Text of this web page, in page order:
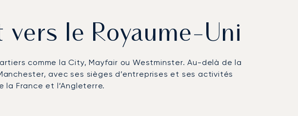
vers le Royaume-Uni
comme la City, Mayfair ou Westminster. Au-delà de la
avec ses sièges d’entreprises et ses activités
France et l’Angleterre.